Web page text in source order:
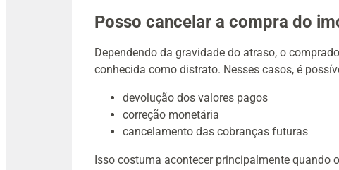
Posso cancelar a compra do
Dependendo da gravidade do atraso, o
conhecida como distrato. Nesses casos, é
devolução dos valores pagos
correção monetária
cancelamento das cobranças futuras
Isso costuma acontecer principalmente quando